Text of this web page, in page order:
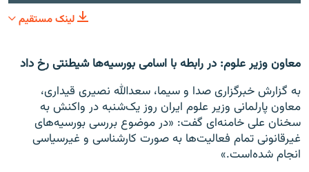
لینک مستقیم
معاون وزیر علوم: در رابطه با اسامی بورسیه‌ها شیطنتی رخ داد
به گزارش خبرگزاری صدا و سیما، سعدالله نصیری قیداری،
معاون پارلمانی وزیر علوم ایران روز یک‌شنبه در واکنش به
سخنان علی خامنه‌ای گفت: «در موضوع بررسی بورسیه‌های
غیرقانونی تمام فعالیت‌ها به صورت کارشناسی و غیرسیاسی
انجام شده‌است.»